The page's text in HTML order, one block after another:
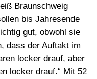
Braunschweig
bis Jahresende
gut, obwohl sie
dass der Auftakt im
locker drauf, aber
locker drauf.“ Mit 52